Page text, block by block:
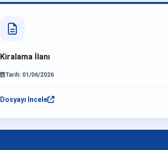
Kiralama İlanı
Tarih: 01/06/2026
Dosyayı İncele